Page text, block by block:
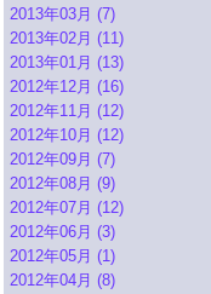
2013年03月 (7)
2013年02月 (11)
2013年01月 (13)
2012年12月 (16)
2012年11月 (12)
2012年10月 (12)
2012年09月 (7)
2012年08月 (9)
2012年07月 (12)
2012年06月 (3)
2012年05月 (1)
2012年04月 (8)